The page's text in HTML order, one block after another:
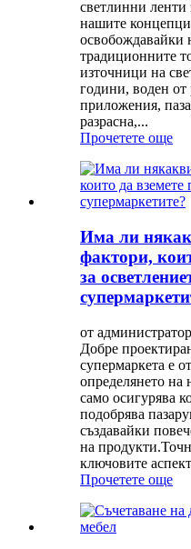
светлинни ленти
нашите
освобождавайки
традиционните
източници на
години, воден
приложения,
разрасна,...
Прочетете още
Има ли
фактори,
за
от
Добре
супермаркета е
определянето на
само осигурява
подобрява
създавайки
на
ключовите
Прочетете още